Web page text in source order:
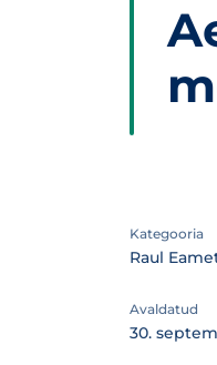
Kategooria
Raul
Avaldatud
30.